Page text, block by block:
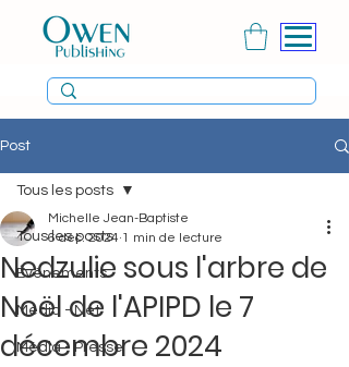
Post
Tous les posts
Évènements
Média - Net
Média - Presse
Tous les posts
Nedzulie sous l'arbre de
Noël de l'APIPD le 7
décembre 2024
Michelle Jean-Baptiste
6 déc. 2024 1 min de lecture